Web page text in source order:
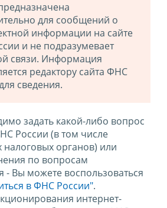
для сообщений о
информации на сайте
и не подразумевает
связи. Информация
редактору сайта ФНС
сведения.
задать какой-либо вопрос
России (в том числе
органов) или
по вопросам
- Вы можете воспользоваться
в ФНС России".
интернет-